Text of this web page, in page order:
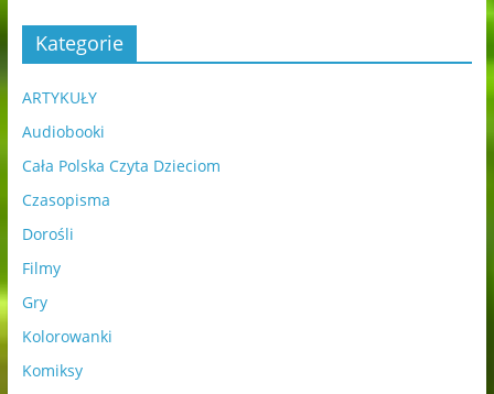
Kategorie
ARTYKUŁY
Audiobooki
Cała Polska Czyta Dzieciom
Czasopisma
Dorośli
Filmy
Gry
Kolorowanki
Komiksy